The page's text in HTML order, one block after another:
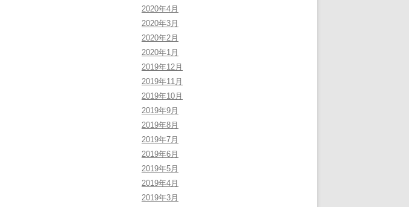
2020年4月
2020年3月
2020年2月
2020年1月
2019年12月
2019年11月
2019年10月
2019年9月
2019年8月
2019年7月
2019年6月
2019年5月
2019年4月
2019年3月